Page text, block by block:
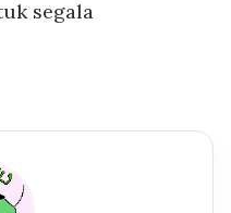
segala